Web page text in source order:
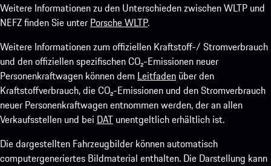
Weitere Informationen zu den Unterschieden zwischen WLTP und
NEFZ finden Sie unter Porsche WLTP.
Weitere Informationen zum offiziellen Kraftstoff-/ Stromverbrauch
und den offiziellen spezifischen CO₂-Emissionen neuer
Personenkraftwagen können dem Leitfaden über den
Kraftstoffverbrauch, die CO₂-Emissionen und den Stromverbrauch
neuer Personenkraftwagen entnommen werden, der an allen
Verkaufsstellen und bei DAT unentgeltlich erhältlich ist.
Die dargestellten Fahrzeugbilder können automatisch
computergeneriertes Bildmaterial enthalten. Die Darstellung kann